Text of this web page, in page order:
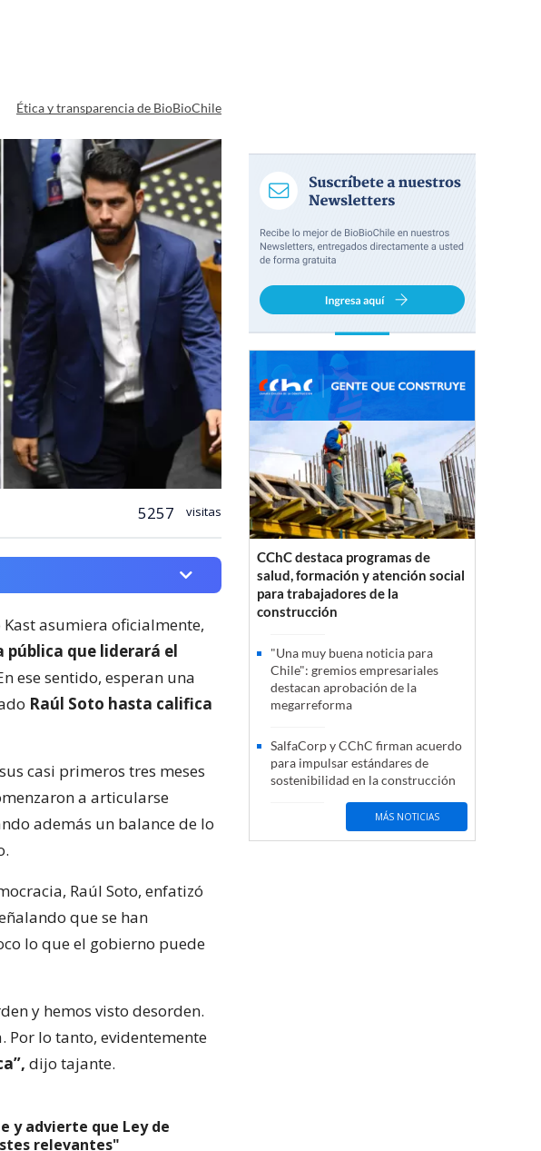
Ética y transparencia de BioBioChile
5257 visitas
Kast asumiera oficialmente,
pública que liderará el
ese sentido, esperan una
Raúl Soto hasta califica
casi primeros tres meses
a articularse
además un balance de lo
Raúl Soto, enfatizó
que se han
lo que el gobierno puede
y hemos visto desorden.
Por lo tanto, evidentemente
dijo tajante.
y advierte que Ley de
relevantes"
CChC destaca programas de
salud, formación y atención social
para trabajadores de la
construcción
"Una muy buena noticia para
Chile": gremios empresariales
destacan aprobación de la
megarreforma
SalfaCorp y CChC firman acuerdo
para impulsar estándares de
sostenibilidad en la construcción
MÁS NOTICIAS